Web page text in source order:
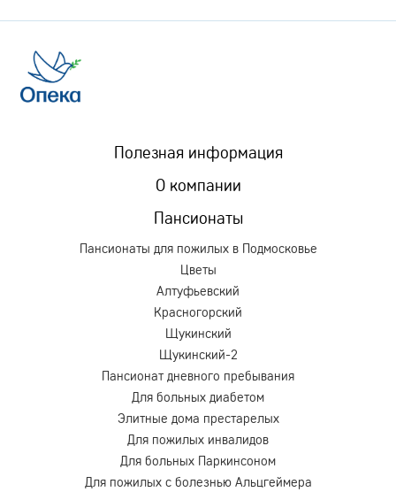
Пансионаты
Пансионаты для пожилых в Подмосковье
Цветы
Алтуфьевский
Красногорский
Щукинский
Щукинский-2
Пансионат дневного пребывания
Для больных диабетом
Элитные дома престарелых
Для пожилых инвалидов
Для больных Паркинсоном
Для пожилых с болезнью Альцгеймера
Полезная информация
О компании